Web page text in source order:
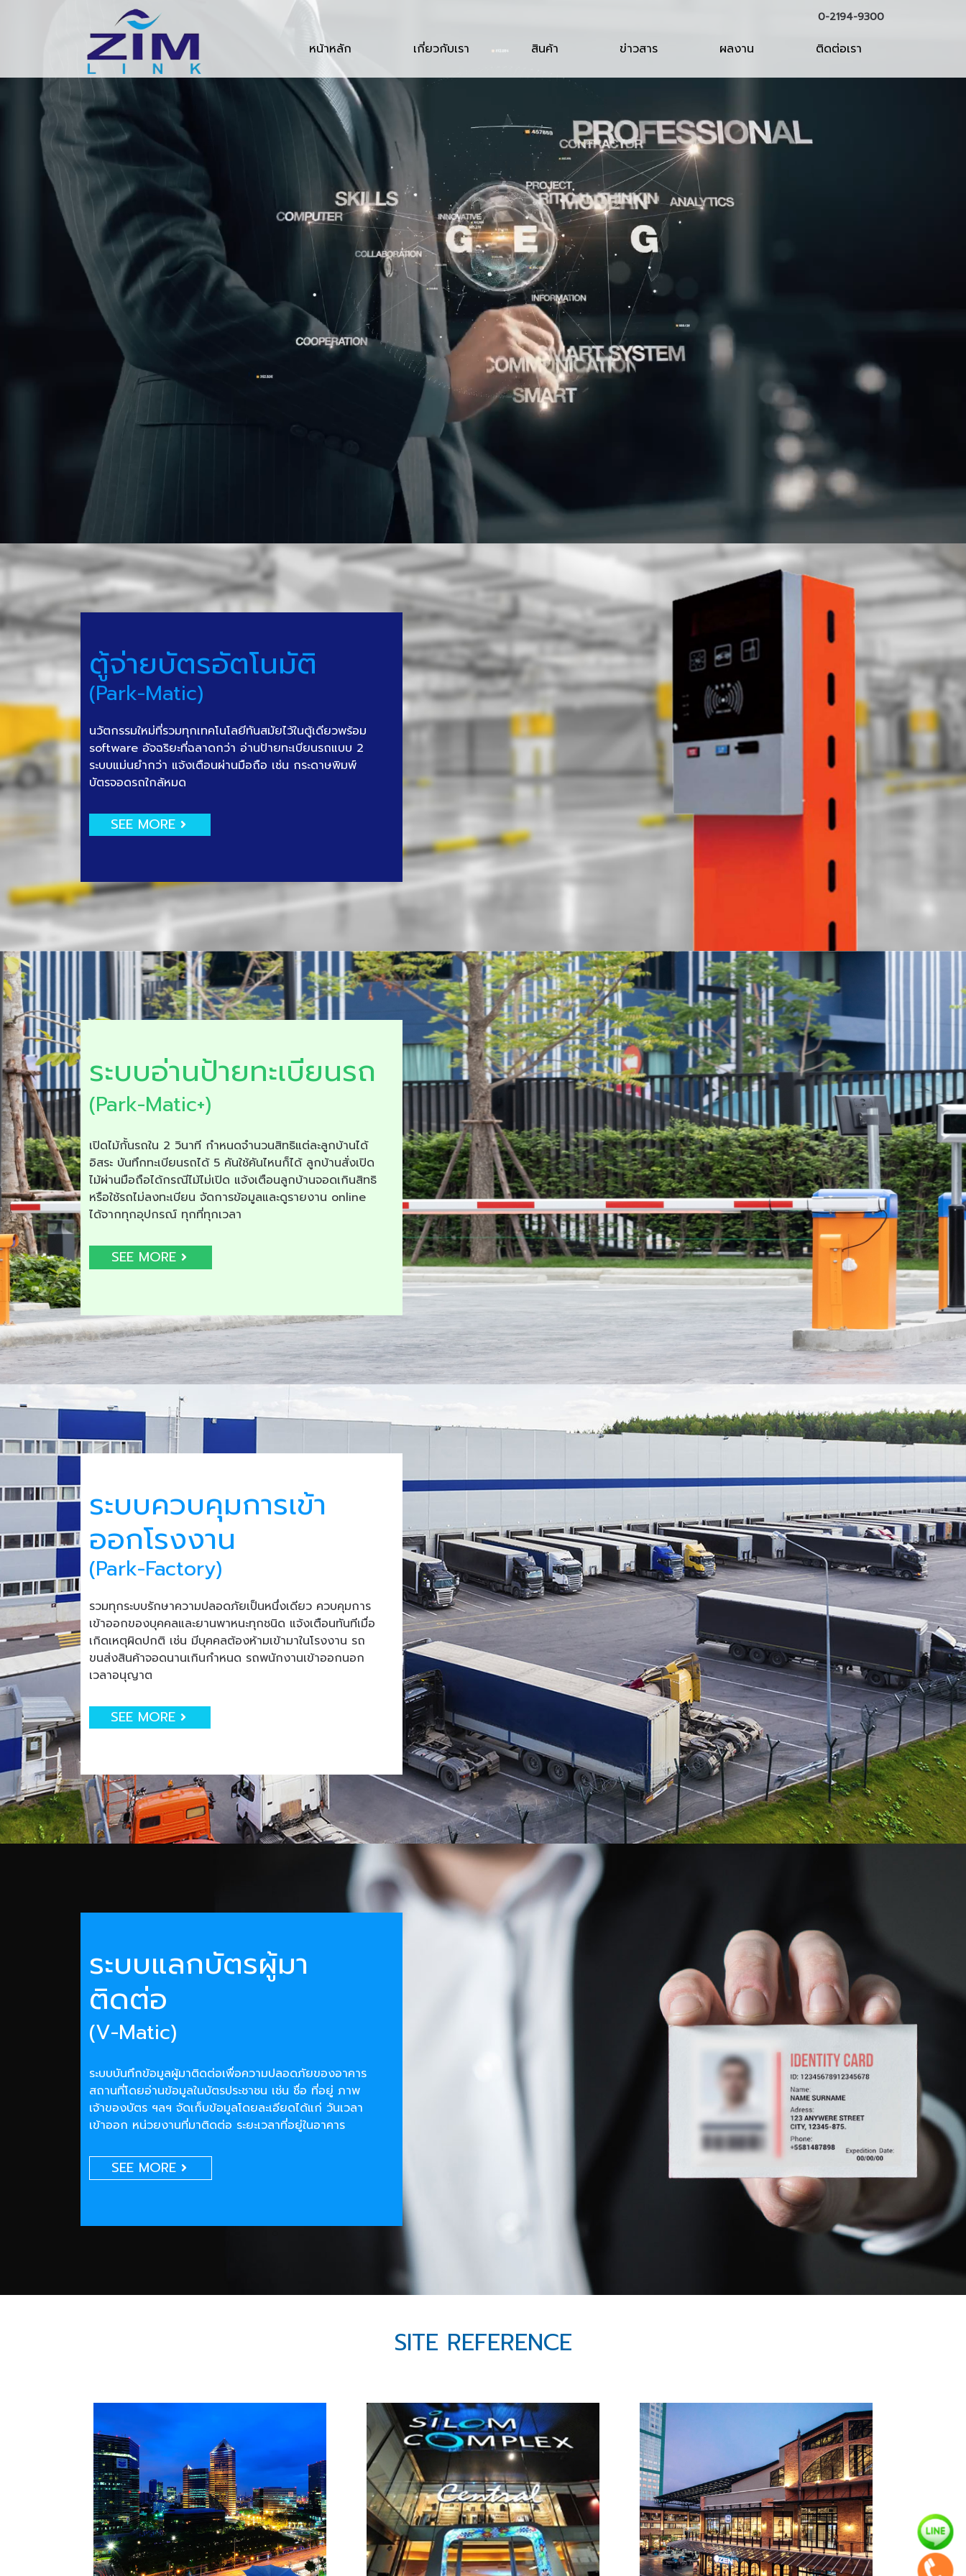
0-2194-9300
หน้าหลัก เกี่ยวกับเรา สินค้า ข่าวสาร ผลงาน ติดต่อเรา
ตู้จ่ายบัตรอัตโนมัติ
(Park-Matic)
นวัตกรรมใหม่ที่รวมทุกเทคโนโลยีทันสมัยไว้ในตู้เดียวพร้อม
software อัจฉริยะที่ฉลาดกว่า อ่านป้ายทะเบียนรถแบบ 2
ระบบแม่นยำกว่า แจ้งเตือนผ่านมือถือ เช่น กระดาษพิมพ์
บัตรจอดรถใกล้หมด
SEE MORE
ระบบอ่านป้ายทะเบียนรถ
(Park-Matic+)
เปิดไม้กั้นรถใน 2 วินาที กำหนดจำนวนสิทธิแต่ละลูกบ้านได้
อิสระ บันทึกทะเบียนรถได้ 5 คันใช้คันไหนก็ได้ ลูกบ้านสั่งเปิด
ไม้ผ่านมือถือได้กรณีไม้ไม่เปิด แจ้งเตือนลูกบ้านจอดเกินสิทธิ
หรือใช้รถไม่ลงทะเบียน จัดการข้อมูลและดูรายงาน online
ได้จากทุกอุปกรณ์ ทุกที่ทุกเวลา
SEE MORE
ระบบควบคุมการเข้า
ออกโรงงาน
(Park-Factory)
รวมทุกระบบรักษาความปลอดภัยเป็นหนึ่งเดียว ควบคุมการ
เข้าออกของบุคคลและยานพาหนะทุกชนิด แจ้งเตือนทันทีเมื่อ
เกิดเหตุผิดปกติ เช่น มีบุคคลต้องห้ามเข้ามาในโรงงาน รถ
ขนส่งสินค้าจอดนานเกินกำหนด รถพนักงานเข้าออกนอก
เวลาอนุญาต
SEE MORE
ระบบแลกบัตรผู้มา
ติดต่อ
(V-Matic)
ระบบบันทึกข้อมูลผู้มาติดต่อเพื่อความปลอดภัยของอาคาร
สถานที่โดยอ่านข้อมูลในบัตรประชาชน เช่น ชื่อ ที่อยู่ ภาพ
เจ้าของบัตร ฯลฯ จัดเก็บข้อมูลโดยละเอียดได้แก่ วันเวลา
เข้าออก หน่วยงานที่มาติดต่อ ระยะเวลาที่อยู่ในอาคาร
SEE MORE
SITE REFERENCE